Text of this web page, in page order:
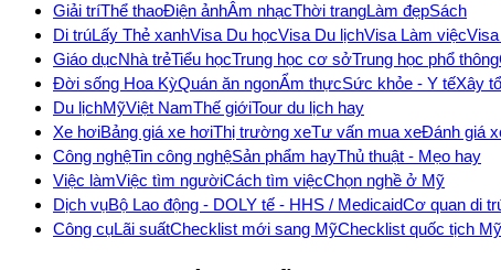
Giải tríThể thaoĐiện ảnhÂm nhạcThời trangLàm đẹpSách
Di trúLấy Thẻ xanhVisa Du họcVisa Du lịchVisa Làm việc
Giáo dụcNhà trẻTiểu họcTrung học cơ sởTrung học phổ thông
Đời sống Hoa KỳQuán ăn ngonẨm thựcSức khỏe - Y tếXây
Du lịchMỹViệt NamThế giớiTour du lịch hay
Xe hơiBảng giá xe hơiThị trường xeTư vấn mua xeĐánh giá
Công nghệTin công nghệSản phẩm hayThủ thuật - Mẹo hay
Việc làmViệc tìm ngườiCách tìm việcChọn nghề ở Mỹ
Dịch vụBộ Lao động - DOLY tế - HHS / MedicaidCơ quan di
Công cụLãi suấtChecklist mới sang MỹChecklist quốc tịch Mỹ